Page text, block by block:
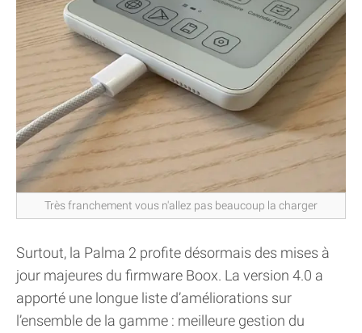
Très franchement vous n'allez pas beaucoup la charger
Surtout, la Palma 2 profite désormais des mises à
jour majeures du firmware Boox. La version 4.0 a
apporté une longue liste d’améliorations sur
l’ensemble de la gamme : meilleure gestion du